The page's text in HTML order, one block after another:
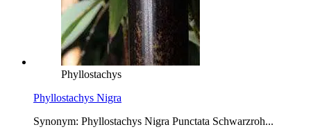
Phyllostachys
Phyllostachys Nigra
Synonym: Phyllostachys Nigra Punctata Schwarzroh...